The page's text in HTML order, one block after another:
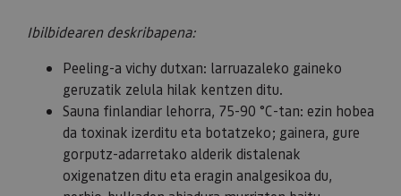
Ibilbidearen deskribapena:
Peeling-a vichy dutxan: larruazaleko gaineko
geruzatik zelula hilak kentzen ditu.
Sauna finlandiar lehorra, 75-90 °C-tan: ezin hobea
da toxinak izerditu eta botatzeko; gainera, gure
gorputz-adarretako alderik distalenak
oxigenatzen ditu eta eragin analgesikoa du,